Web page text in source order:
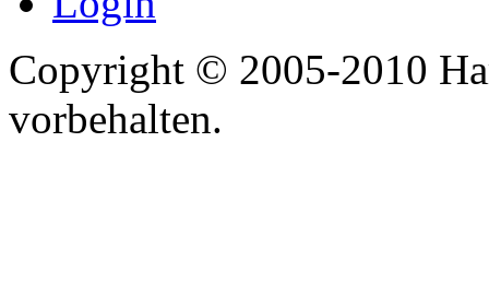
Copyright © 2005-2010
vorbehalten.